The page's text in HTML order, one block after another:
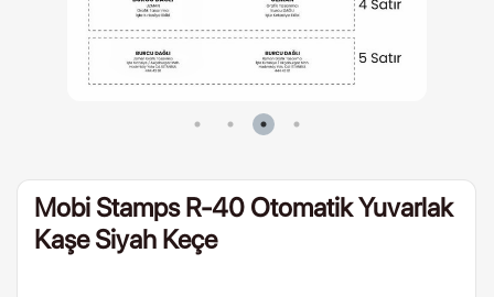
Mobi Stamps R-40 Otomatik Yuvarlak
Kaşe Siyah Keçe